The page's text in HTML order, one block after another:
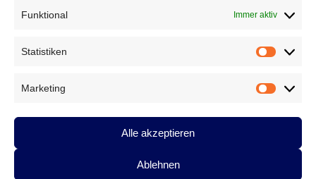
Funktional Immer aktiv
Statistiken
Marketing
Marketing
Alle akzeptieren
Ablehnen
Eike Hornauer
(Argentinien)
August 2026